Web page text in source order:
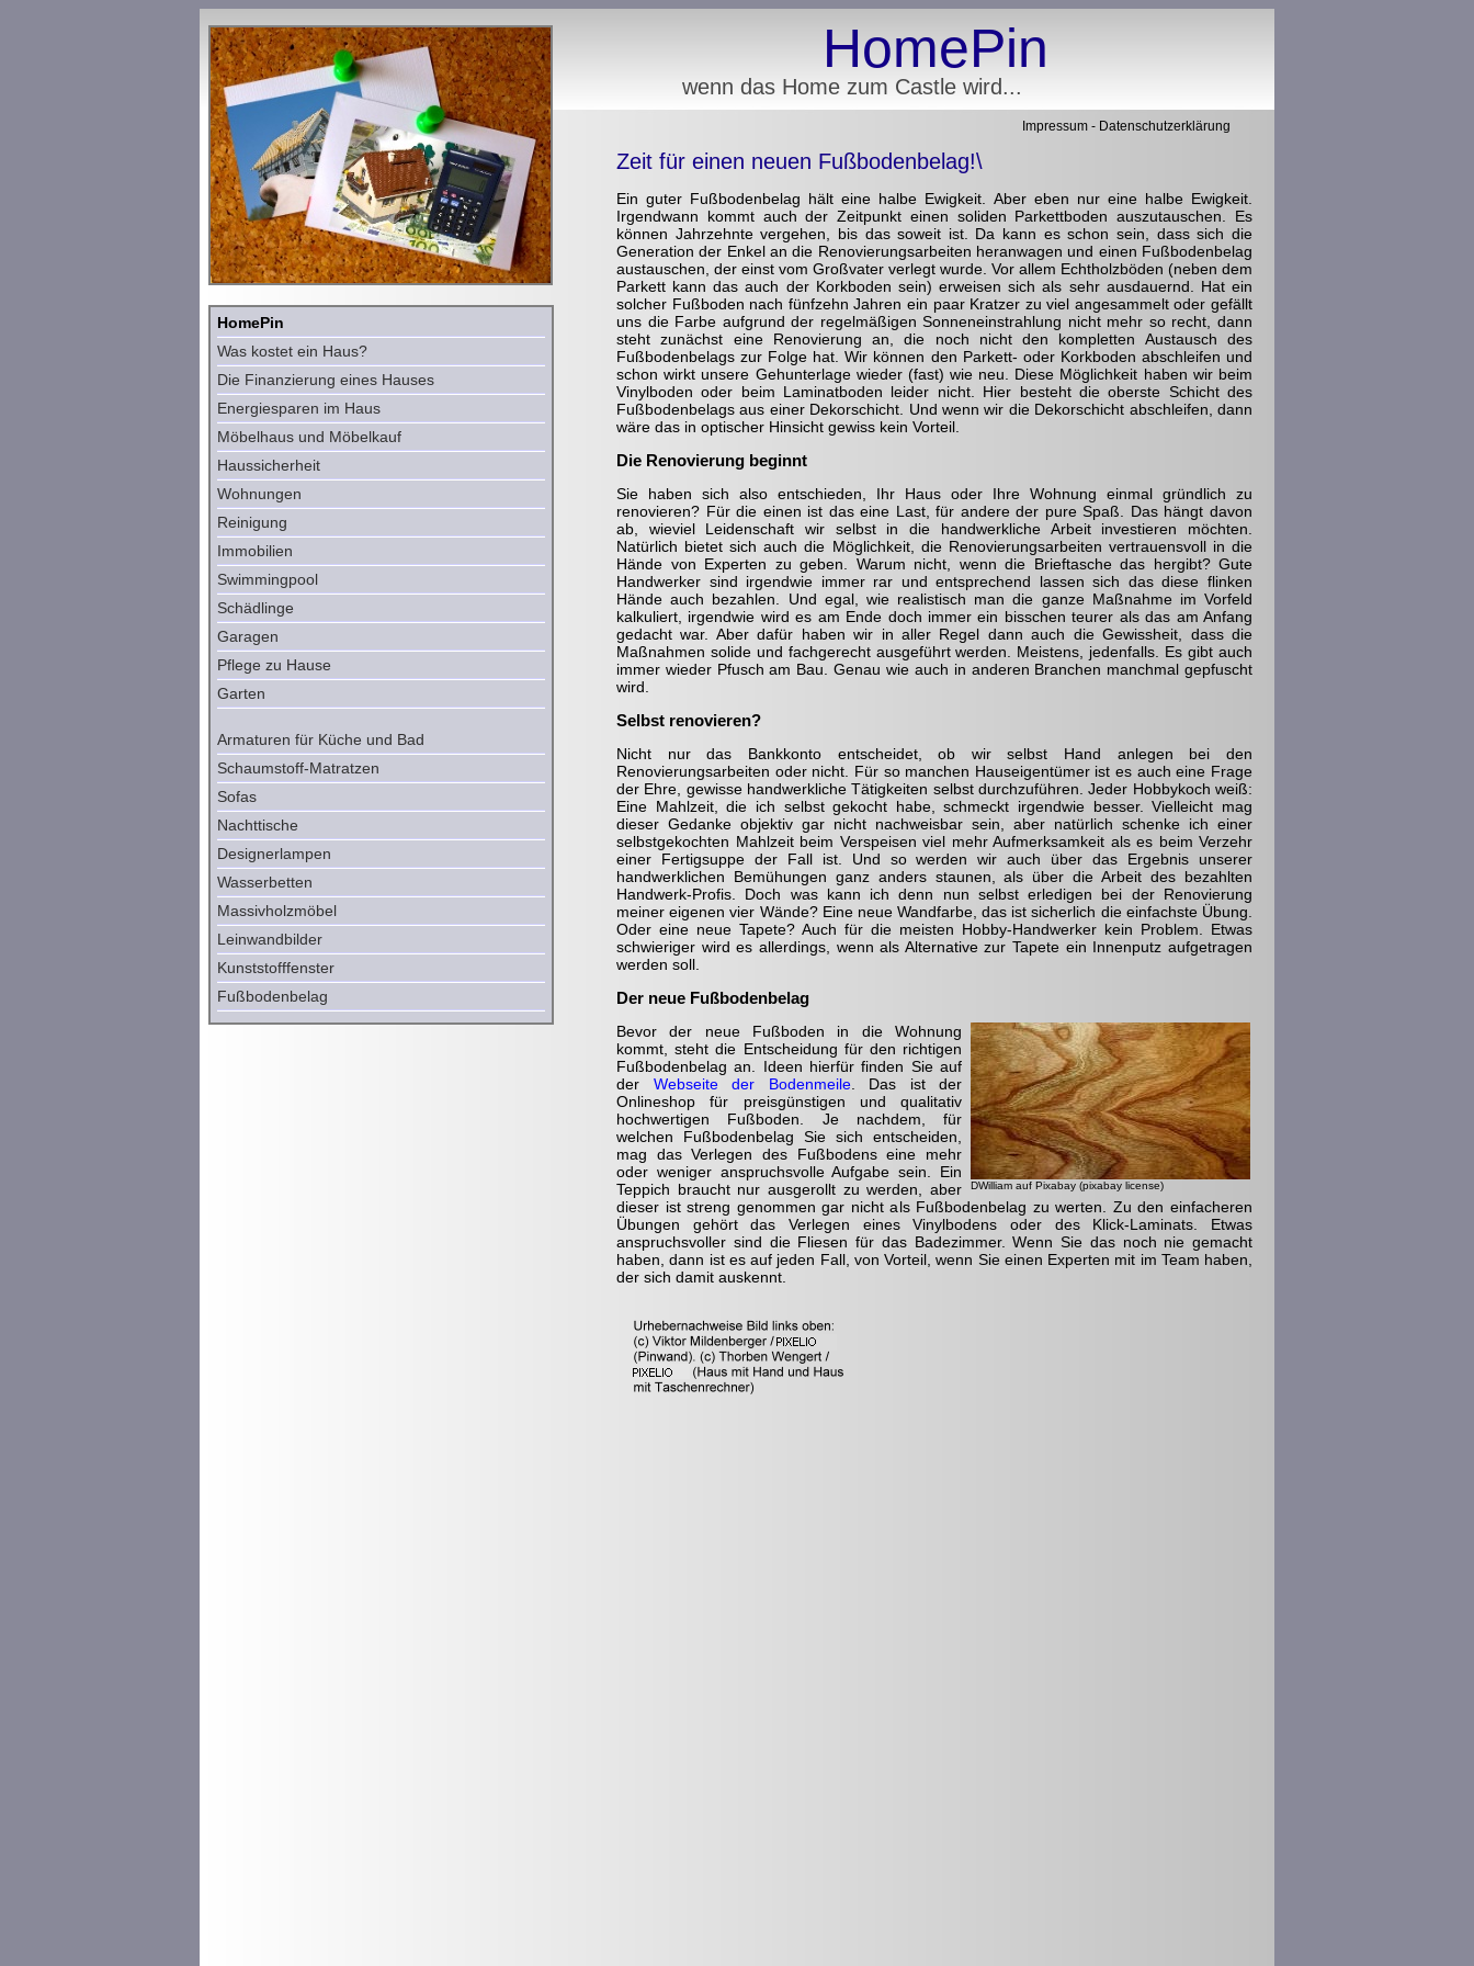
HomePin
wenn das Home zum Castle wird...
Zeit für einen neuen Fußbodenbelag!\
Ein guter Fußbodenbelag hält eine halbe Ewigkeit. Aber eben nur eine halbe Ewigkeit.
Irgendwann kommt auch der Zeitpunkt einen soliden Parkettboden auszutauschen. Es
können Jahrzehnte vergehen, bis das soweit ist. Da kann es schon sein, dass sich die
Generation der Enkel an die Renovierungsarbeiten heranwagen und einen Fußbodenbelag
austauschen, der einst vom Großvater verlegt wurde. Vor allem Echtholzböden (neben dem
Parkett kann das auch der Korkboden sein) erweisen sich als sehr ausdauernd. Hat ein
solcher Fußboden nach fünfzehn Jahren ein paar Kratzer zu viel angesammelt oder gefällt
uns die Farbe aufgrund der regelmäßigen Sonneneinstrahlung nicht mehr so recht, dann
steht zunächst eine Renovierung an, die noch nicht den kompletten Austausch des
Fußbodenbelags zur Folge hat. Wir können den Parkett- oder Korkboden abschleifen und
schon wirkt unsere Gehunterlage wieder (fast) wie neu. Diese Möglichkeit haben wir beim
Vinylboden oder beim Laminatboden leider nicht. Hier besteht die oberste Schicht des
Fußbodenbelags aus einer Dekorschicht. Und wenn wir die Dekorschicht abschleifen, dann
wäre das in optischer Hinsicht gewiss kein Vorteil.
Die Renovierung beginnt
Sie haben sich also entschieden, Ihr Haus oder Ihre Wohnung einmal gründlich zu
renovieren? Für die einen ist das eine Last, für andere der pure Spaß. Das hängt davon
ab, wieviel Leidenschaft wir selbst in die handwerkliche Arbeit investieren möchten.
Natürlich bietet sich auch die Möglichkeit, die Renovierungsarbeiten vertrauensvoll in die
Hände von Experten zu geben. Warum nicht, wenn die Brieftasche das hergibt? Gute
Handwerker sind irgendwie immer rar und entsprechend lassen sich das diese flinken
Hände auch bezahlen. Und egal, wie realistisch man die ganze Maßnahme im Vorfeld
kalkuliert, irgendwie wird es am Ende doch immer ein bisschen teurer als das am Anfang
gedacht war. Aber dafür haben wir in aller Regel dann auch die Gewissheit, dass die
Maßnahmen solide und fachgerecht ausgeführt werden. Meistens, jedenfalls. Es gibt auch
immer wieder Pfusch am Bau. Genau wie auch in anderen Branchen manchmal gepfuscht
wird.
Selbst renovieren?
Nicht nur das Bankkonto entscheidet, ob wir selbst Hand anlegen bei den
Renovierungsarbeiten oder nicht. Für so manchen Hauseigentümer ist es auch eine Frage
der Ehre, gewisse handwerkliche Tätigkeiten selbst durchzuführen. Jeder Hobbykoch weiß:
Eine Mahlzeit, die ich selbst gekocht habe, schmeckt irgendwie besser. Vielleicht mag
dieser Gedanke objektiv gar nicht nachweisbar sein, aber natürlich schenke ich einer
selbstgekochten Mahlzeit beim Verspeisen viel mehr Aufmerksamkeit als es beim Verzehr
einer Fertigsuppe der Fall ist. Und so werden wir auch über das Ergebnis unserer
handwerklichen Bemühungen ganz anders staunen, als über die Arbeit des bezahlten
Handwerk-Profis. Doch was kann ich denn nun selbst erledigen bei der Renovierung
meiner eigenen vier Wände? Eine neue Wandfarbe, das ist sicherlich die einfachste Übung.
Oder eine neue Tapete? Auch für die meisten Hobby-Handwerker kein Problem. Etwas
schwieriger wird es allerdings, wenn als Alternative zur Tapete ein Innenputz aufgetragen
werden soll.
Der neue Fußbodenbelag
DWilliam auf Pixabay (pixabay license)
Bevor der neue Fußboden in die Wohnung
kommt, steht die Entscheidung für den richtigen
Fußbodenbelag an. Ideen hierfür finden Sie auf
der Webseite der Bodenmeile. Das ist der
Onlineshop für preisgünstigen und qualitativ
hochwertigen Fußboden. Je nachdem, für
welchen Fußbodenbelag Sie sich entscheiden,
mag das Verlegen des Fußbodens eine mehr
oder weniger anspruchsvolle Aufgabe sein. Ein
Teppich braucht nur ausgerollt zu werden, aber
dieser ist streng genommen gar nicht als Fußbodenbelag zu werten. Zu den einfacheren
Übungen gehört das Verlegen eines Vinylbodens oder des Klick-Laminats. Etwas
anspruchsvoller sind die Fliesen für das Badezimmer. Wenn Sie das noch nie gemacht
haben, dann ist es auf jeden Fall, von Vorteil, wenn Sie einen Experten mit im Team haben,
der sich damit auskennt.
HomePin
Was kostet ein Haus?
Die Finanzierung eines Hauses
Energiesparen im Haus
Möbelhaus und Möbelkauf
Haussicherheit
Wohnungen
Reinigung
Immobilien
Swimmingpool
Schädlinge
Garagen
Pflege zu Hause
Garten
Armaturen für Küche und Bad
Schaumstoff-Matratzen
Sofas
Nachttische
Designerlampen
Wasserbetten
Massivholzmöbel
Leinwandbilder
Kunststofffenster
Fußbodenbelag
Impressum - Datenschutzerklärung